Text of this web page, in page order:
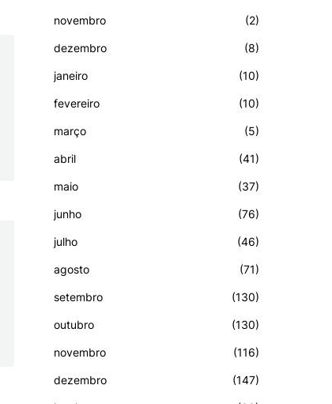
novembro (2)
dezembro (8)
janeiro (10)
fevereiro (10)
março (5)
abril (41)
maio (37)
junho (76)
julho (46)
agosto (71)
setembro (130)
outubro (130)
novembro (116)
dezembro (147)